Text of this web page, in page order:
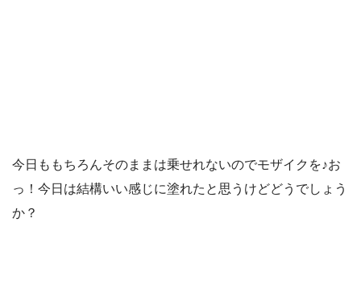
今日ももちろんそのままは乗せれないのでモザイクを♪お
っ！今日は結構いい感じに塗れたと思うけどどうでしょう
か？